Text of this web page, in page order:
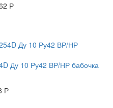
Р
Ду 10 Ру42 ВР/НР бабочка
Р